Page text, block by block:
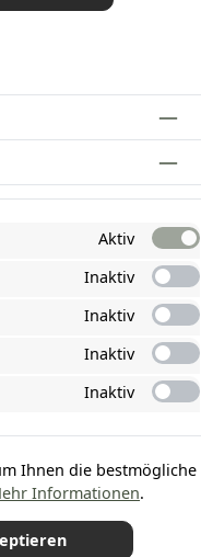
Aktiv
Inaktiv
Inaktiv
Inaktiv
Inaktiv
Ihnen die bestmögliche
Informationen.